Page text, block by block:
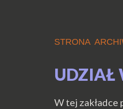
STRONA
UDZIAŁ
W tej